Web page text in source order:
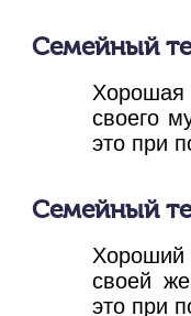
Семейный
своего
это при
Семейный
своей
это при